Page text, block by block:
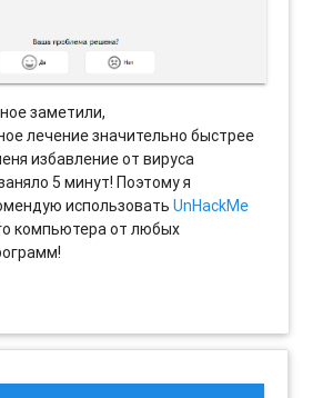
заметили,
лечение значительно быстрее
избавление от вируса
5 минут! Поэтому я
использоватьUnHackMe
компьютера от любых